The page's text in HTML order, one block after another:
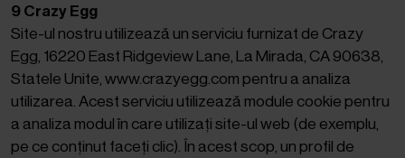
9 Crazy Egg
Site-ul nostru utilizează un serviciu furnizat de Crazy
Egg, 16220 East Ridgeview Lane, La Mirada, CA 90638,
Statele Unite, www.crazyegg.com pentru a analiza
utilizarea. Acest serviciu utilizează module cookie pentru
a analiza modul în care utilizați site-ul web (de exemplu,
pe ce conținut faceți clic). În acest scop, un profil de